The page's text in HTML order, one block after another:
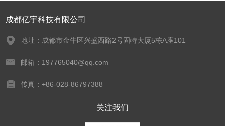
成都亿宇科技有限公司
地址：成都市金牛区兴盛西路2号固特大厦5栋A座101
邮箱：197765040@qq.com
传真：+86-028-86797388
关注我们